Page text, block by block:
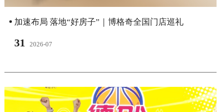
加速布局 落地“好房子”｜博格奇全国门店巡礼
31 2026-07